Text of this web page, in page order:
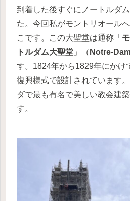
到着した後すぐにノートルダ
た。今回私がモントリオール
こです。この大聖堂は通称「
トルダム大聖堂 」（ Notre-
す。1824年から1829年にかけ
復興様式で設計されています
ダで最も有名で美しい教会建
す。